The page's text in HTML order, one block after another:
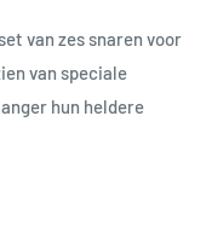
van zes snaren voor
van speciale
hun heldere